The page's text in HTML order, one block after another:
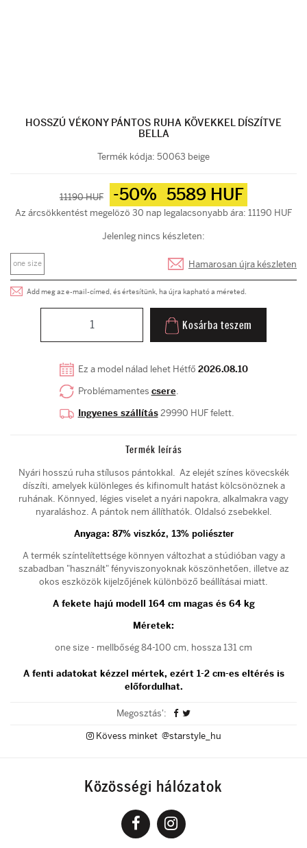
HOSSZÚ VÉKONY PÁNTOS RUHA KÖVEKKEL DÍSZÍTVE
BELLA
Termék kódja: 50063 beige
11190 HUF -50% 5589 HUF
Az árcsökkentést megelözö 30 nap legalacsonyabb ára: 11190 HUF
Jelenleg nincs készleten:
one size Hamarosan újra készleten
Add meg az e-mail-címed, és értesítünk, ha újra kapható a méreted.
Kosárba teszem
Ez a model nálad lehet Hétfő 2026.08.10
Problémamentes csere.
Ingyenes szállítás29990 HUF felett.
Termék leírás
Nyári hosszú ruha stílusos pántokkal. Az elejét színes kövecskék
díszíti, amelyek különleges és kifinomult hatást kölcsönöznek a
ruhának. Könnyed, légies viselet a nyári napokra, alkalmakra vagy
nyaraláshoz. A pántok nem állíthatók. Oldalsó zsebekkel.
Anyaga: 87% viszkóz, 13% poliészter
A termék színtelítettsége könnyen változhat a stúdióban vagy a
szabadban "használt" fényviszonyoknak köszönhetően, illetve az
okos eszközök kijelzőjének különböző beállításai miatt.
A fekete hajú modell 164 cm magas és 64 kg
Méretek:
one size - mellbőség 84-100 cm, hossza 131 cm
A fenti adatokat kézzel mértek, ezért 1-2 cm-es eltérés is
előfordulhat.
Megosztás':
Kövess minket @starstyle_hu
Közösségi hálózatok